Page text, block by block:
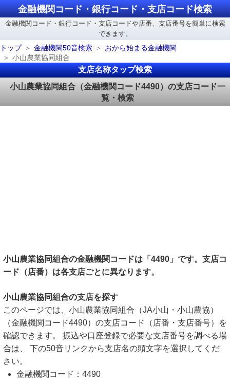
金融機関コード・銀行コード・支店コード検索
金融機関コード・銀行コード・支店コードや店番、支店番号を簡単に検索
できます。
トップ
金融機関50音検索
おから始まる金融機関
小山農業協同組合
支店名称タップ検索
小山農業協同組合（金融機関コード4490）の支店コード一
覧・検索
小山農業協同組合の金融機関コードは「4490」です。支店コ
ード（店番）は各支店ごとに異なります。
小山農業協同組合の支店を探す
このページでは、小山農業協同組合（JA小山・小山農協）
（金融機関コード4490）の支店コード（店番・支店番号）を
確認できます。 振込や口座登録で必要な支店番号を調べる場
合は、 下の50音リンクから支店名の頭文字を選択してくだ
さい。
金融機関コード：4490